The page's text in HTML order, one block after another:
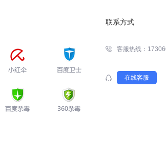
联系方式
客服热线：
在线客服